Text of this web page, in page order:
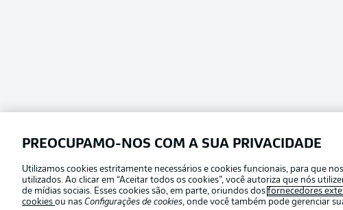
Escolha seu idioma
Português
Football as it’s meant to be
PREOCUPAMO-NOS COM A SUA PRIVACIDADE
Utilizamos cookies estritamente necessários e cookies funcionais, para que
utilizados. Ao clicar em “Aceitar todos os cookies”, você autoriza que nós
de mídias sociais. Esses cookies são, em parte, oriundos dos fornecedores
cookies ou nas Configurações de cookies, onde você também pode gerenciar